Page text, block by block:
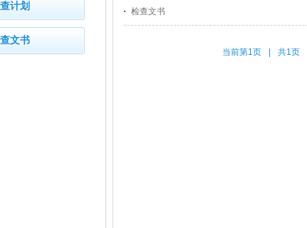
计划
文书
检查文书
当前第1页 共1页